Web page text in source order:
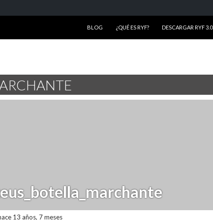
BLOG
¿QUÉ ES RYF? DESCARGAR RYF 3.0
13 años, 7 meses